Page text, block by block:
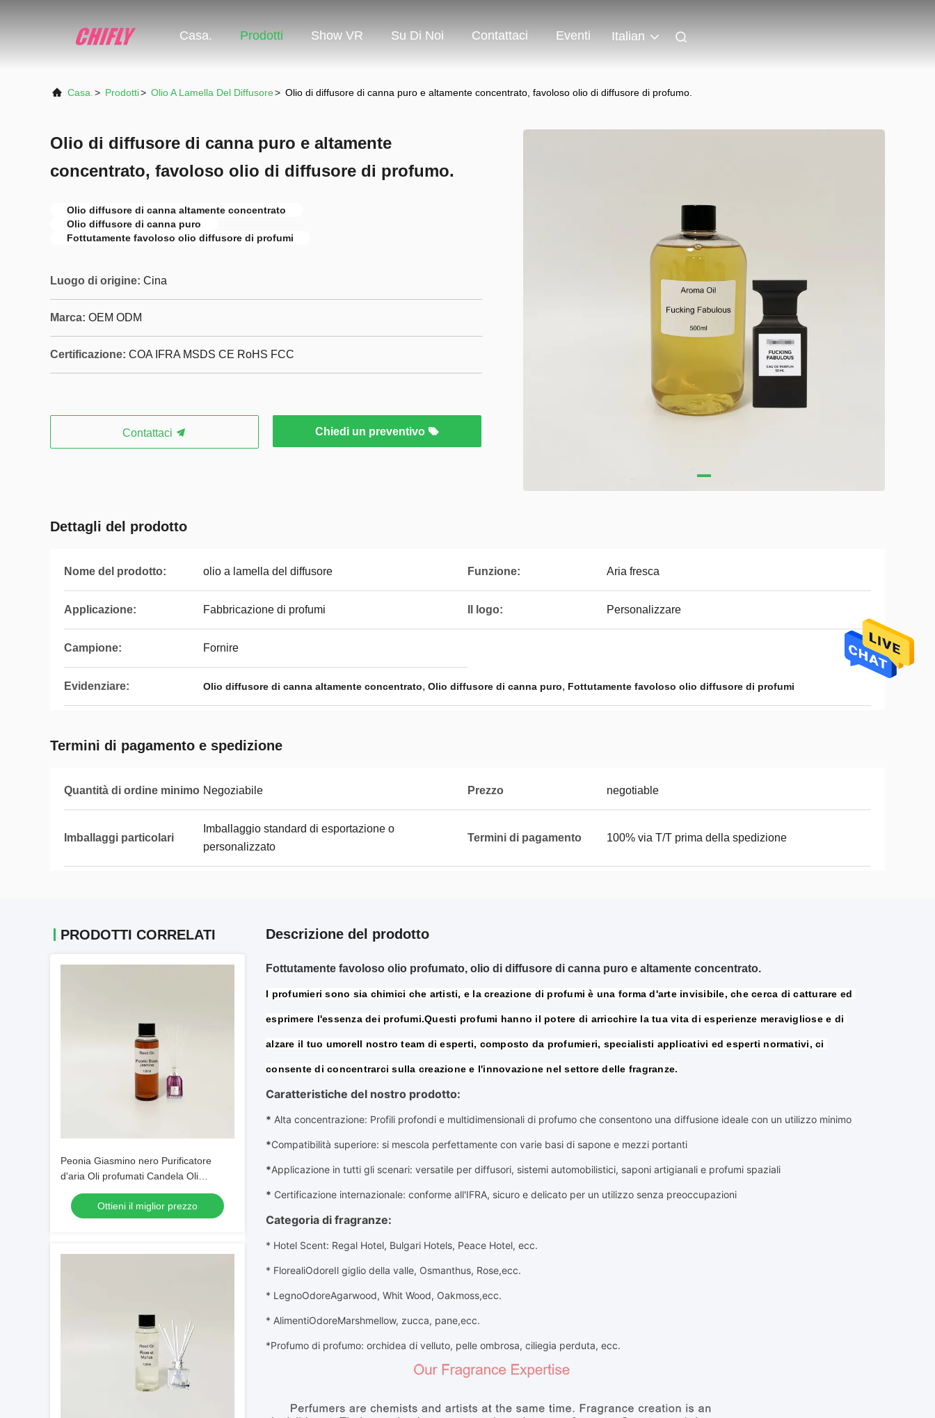
Casa. Prodotti Show VR Su Di Noi Contattaci Eventi Italian
Casa. > Prodotti> Olio A Lamella Del Diffusore> Olio di diffusore di canna puro e altamente concentrato, favoloso olio di diffusore di profumo.
Olio di diffusore di canna puro e altamente
concentrato, favoloso olio di diffusore di profumo.
Olio diffusore di canna altamente concentrato
Olio diffusore di canna puro
Fottutamente favoloso olio diffusore di profumi
Luogo di origine: Cina
Marca: OEM ODM
Certificazione: COA IFRA MSDS CE RoHS FCC
Contattaci Chiedi un preventivo
Dettagli del prodotto
Nome del prodotto: olio a lamella del diffusore Funzione: Aria fresca
Applicazione: Fabbricazione di profumi Il logo: Personalizzare
Campione: Fornire
Evidenziare: Olio diffusore di canna altamente concentrato, Olio diffusore di canna puro, Fottutamente favoloso olio diffusore di profumi
Termini di pagamento e spedizione
Quantità di ordine minimo Negoziabile Prezzo negotiable
Imballaggi particolari
Imballaggio standard di esportazione o
personalizzato
Termini di pagamento 100% via T/T prima della spedizione
PRODOTTI CORRELATI
Peonia Giasmino nero Purificatore
d'aria Oli profumati Candela Oli
profumati
Ottieni il miglior prezzo
Descrizione del prodotto
Fottutamente favoloso olio profumato, olio di diffusore di canna puro e altamente concentrato.
I profumieri sono sia chimici che artisti, e la creazione di profumi è una forma d'arte invisibile, che cerca di catturare ed
esprimere l'essenza dei profumi.Questi profumi hanno il potere di arricchire la tua vita di esperienze meravigliose e di
alzare il tuo umoreIl nostro team di esperti, composto da profumieri, specialisti applicativi ed esperti normativi, ci
consente di concentrarci sulla creazione e l'innovazione nel settore delle fragranze.
Caratteristiche del nostro prodotto:
* Alta concentrazione: Profili profondi e multidimensionali di profumo che consentono una diffusione ideale con un utilizzo minimo
*Compatibilità superiore: si mescola perfettamente con varie basi di sapone e mezzi portanti
*Applicazione in tutti gli scenari: versatile per diffusori, sistemi automobilistici, saponi artigianali e profumi spaziali
* Certificazione internazionale: conforme all'IFRA, sicuro e delicato per un utilizzo senza preoccupazioni
Categoria di fragranze:
* Hotel Scent: Regal Hotel, Bulgari Hotels, Peace Hotel, ecc.
* FlorealiOdoreIl giglio della valle, Osmanthus, Rose,ecc.
* LegnoOdoreAgarwood, Whit Wood, Oakmoss,ecc.
* AlimentiOdoreMarshmellow, zucca, pane,ecc.
*Profumo di profumo: orchidea di velluto, pelle ombrosa, ciliegia perduta, ecc.